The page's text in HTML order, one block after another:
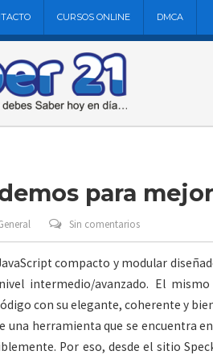
CURSOS ONLINE DMCA
para
Sin comentarios
compacto y modular
intermedio/avanzado. El
con su elegante, coherente y
una herramienta que se encuentra
Por eso, desde el sitio